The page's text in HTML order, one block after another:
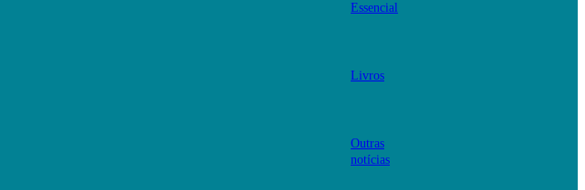
Essencial
Livros
Outras
notícias